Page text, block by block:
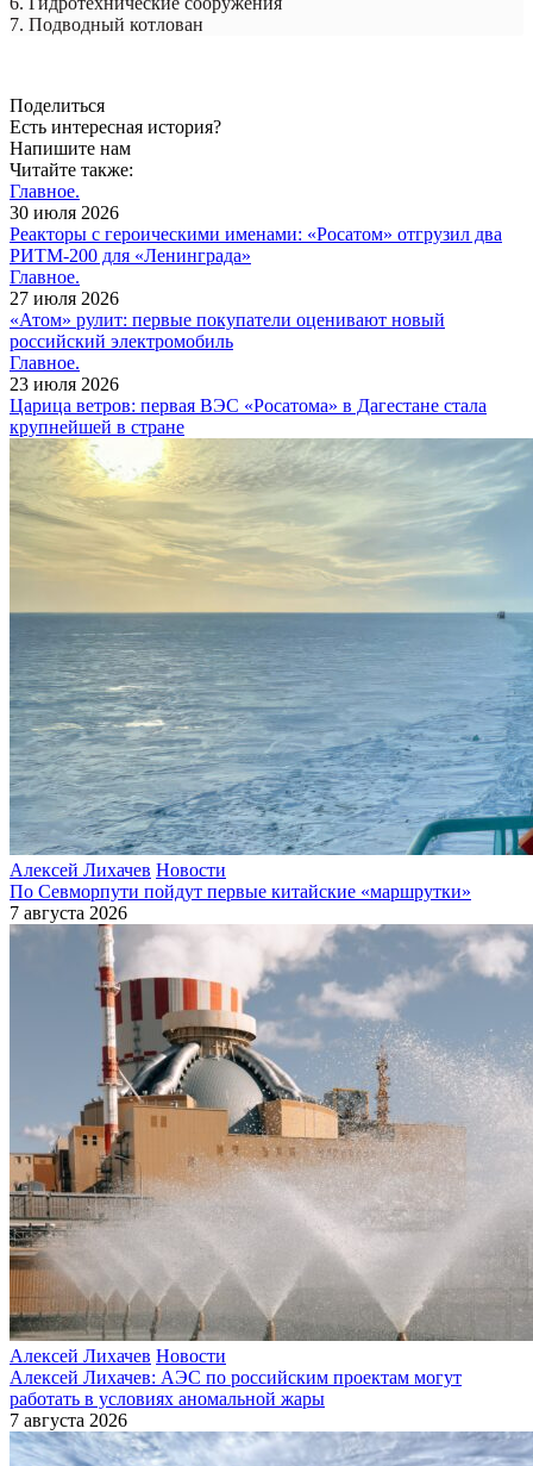
7. Подводный котлован
Поделиться
Есть интересная история?
Напишите нам
Читайте также:
Главное.
30 июля 2026
Реакторы с героическими именами: «Росатом» отгрузил два
РИТМ-200 для «Ленинграда»
Главное.
27 июля 2026
«Атом» рулит: первые покупатели оценивают новый
российский электромобиль
Главное.
23 июля 2026
Царица ветров: первая ВЭС «Росатома» в Дагестане стала
крупнейшей в стране
Алексей Лихачев Новости
По Севморпути пойдут первые китайские «маршрутки»
7 августа 2026
Алексей Лихачев Новости
Алексей Лихачев: АЭС по российским проектам могут
работать в условиях аномальной жары
7 августа 2026